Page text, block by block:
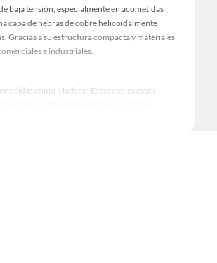
baja tensión, especialmente en acometidas
capa de hebras de cobre helicoidalmente
Gracias a su estructura compacta y materiales
e industriales.
como Madeco. Estos cables están
negro es resistente a la intemperie y a la